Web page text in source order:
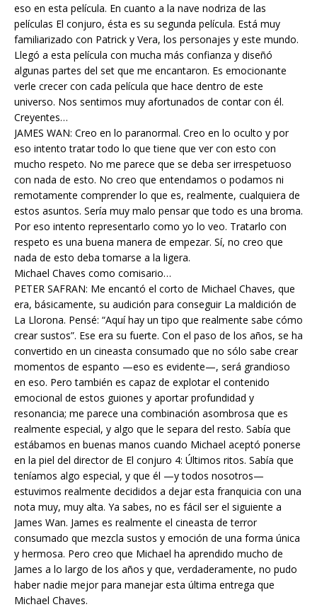
eso en esta película. En cuanto a la nave nodriza de las
películas El conjuro, ésta es su segunda película. Está muy
familiarizado con Patrick y Vera, los personajes y este mundo.
Llegó a esta película con mucha más confianza y diseñó
algunas partes del set que me encantaron. Es emocionante
verle crecer con cada película que hace dentro de este
universo. Nos sentimos muy afortunados de contar con él.
Creyentes…
JAMES WAN: Creo en lo paranormal. Creo en lo oculto y por
eso intento tratar todo lo que tiene que ver con esto con
mucho respeto. No me parece que se deba ser irrespetuoso
con nada de esto. No creo que entendamos o podamos ni
remotamente comprender lo que es, realmente, cualquiera de
estos asuntos. Sería muy malo pensar que todo es una broma.
Por eso intento representarlo como yo lo veo. Tratarlo con
respeto es una buena manera de empezar. Sí, no creo que
nada de esto deba tomarse a la ligera.
Michael Chaves como comisario…
PETER SAFRAN: Me encantó el corto de Michael Chaves, que
era, básicamente, su audición para conseguir La maldición de
La Llorona. Pensé: “Aquí hay un tipo que realmente sabe cómo
crear sustos”. Ese era su fuerte. Con el paso de los años, se ha
convertido en un cineasta consumado que no sólo sabe crear
momentos de espanto —eso es evidente—, será grandioso
en eso. Pero también es capaz de explotar el contenido
emocional de estos guiones y aportar profundidad y
resonancia; me parece una combinación asombrosa que es
realmente especial, y algo que le separa del resto. Sabía que
estábamos en buenas manos cuando Michael aceptó ponerse
en la piel del director de El conjuro 4: Últimos ritos. Sabía que
teníamos algo especial, y que él —y todos nosotros—
estuvimos realmente decididos a dejar esta franquicia con una
nota muy, muy alta. Ya sabes, no es fácil ser el siguiente a
James Wan. James es realmente el cineasta de terror
consumado que mezcla sustos y emoción de una forma única
y hermosa. Pero creo que Michael ha aprendido mucho de
James a lo largo de los años y que, verdaderamente, no pudo
haber nadie mejor para manejar esta última entrega que
Michael Chaves.